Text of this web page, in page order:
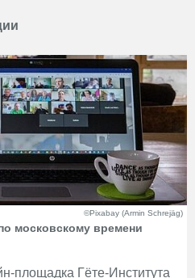
©Pixabay (Armin Schrejäg)
московскому времени
площадка Гёте-Института